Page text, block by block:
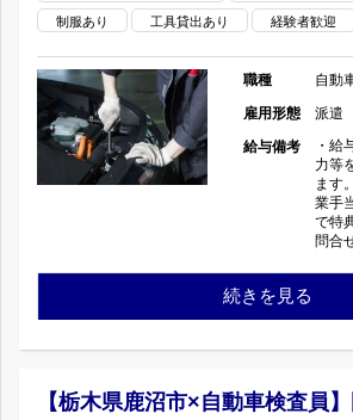
与
ィ
週
休
二
×
自
員】
国
産
制服あり 工具貸出あり 経験者歓迎
職種
自動
雇用形態
派遣
給与備考
・給
力等
ます
業手
で特
問合
【栃
県
続きを見る
【栃木県鹿沼市×自動車検査員